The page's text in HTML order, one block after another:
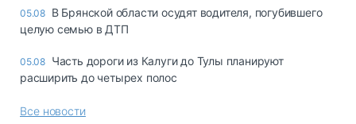
05.08 В Брянской области осудят водителя, погубившего
целую семью в ДТП
05.08 Часть дороги из Калуги до Тулы планируют
расширить до четырех полос
Все новости